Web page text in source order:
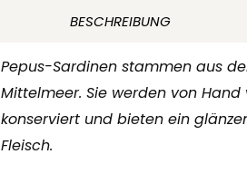
115
ml
Espinaler
Spanien
BESCHREIBUNG
Pepus-Sardinen stammen aus
Mittelmeer. Sie werden von
konserviert und bieten ein
Fleisch.